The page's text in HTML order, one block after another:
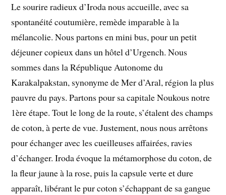
Le sourire radieux d’Iroda nous accueille, avec sa
spontanéité coutumière, remède imparable à la
mélancolie. Nous partons en mini bus, pour un petit
déjeuner copieux dans un hôtel d’Urgench. Nous
sommes dans la République Autonome du
Karakalpakstan, synonyme de Mer d’Aral, région la plus
pauvre du pays. Partons pour sa capitale Noukous notre
1ère étape. Tout le long de la route, s’étalent des champs
de coton, à perte de vue. Justement, nous nous arrêtons
pour échanger avec les cueilleuses affairées, ravies
d’échanger. Iroda évoque la métamorphose du coton, de
la fleur jaune à la rose, puis la capsule verte et dure
apparaît, libérant le pur coton s’échappant de sa gangue